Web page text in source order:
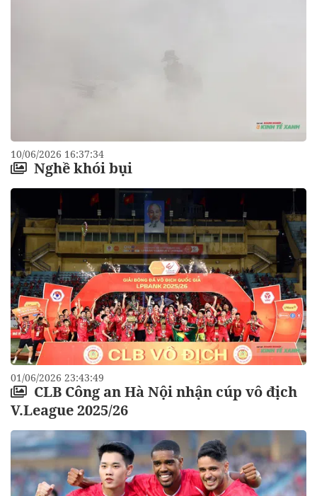
10/06/2026 16:37:34
Nghề khói bụi
01/06/2026 23:43:49
CLB Công an Hà Nội nhận cúp vô địch
V.League 2025/26